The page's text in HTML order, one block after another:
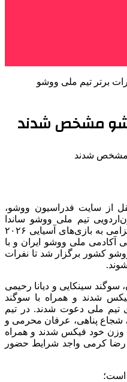
برتر تیم ملی ووشو
مشخص شدند
از سایت فدراسیون ووشو،
تیم ملی ووشو ساندا
زنان و مردان برای تعیین ترکیب اعزامی به بازی‌های آسیایی ۲۰۲۶
آکادمی ملی ووشو ایران و با
کشور برگزار شد تا نفرات
سوگند سینکایی و دیانا رحیمی
شدند و همراه با سوگند
تیم ملی دعوت شدند. در تیم
شجاع پناهی، عرفان محرمی و
وزن خود فیکس شدند و همراه
رضا کرمی واجد شرایط حضور
است؛